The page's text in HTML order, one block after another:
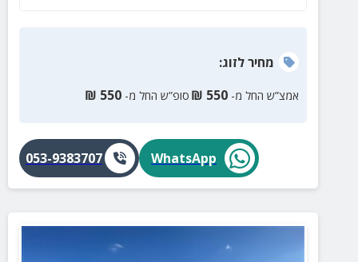
מחירלזוג:
אמצ”ש החל מ- 550
₪ סופ”ש החל מ- 550
₪
WhatsApp
053-9383707